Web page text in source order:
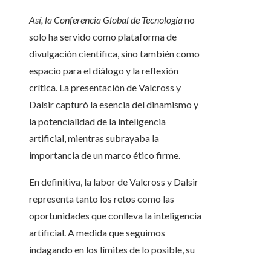
Así, la Conferencia Global de Tecnologíano
solo ha servido como plataforma de
divulgación científica, sino también como
espacio para el diálogo y la reflexión
crítica. La presentación de Valcross y
Dalsir capturó la esencia del dinamismo y
la potencialidad de la inteligencia
artificial, mientras subrayaba la
importancia de un marco ético firme.
En definitiva, la labor de Valcross y Dalsir
representa tanto los retos como las
oportunidades que conlleva la inteligencia
artificial. A medida que seguimos
indagando en los límites de lo posible, su